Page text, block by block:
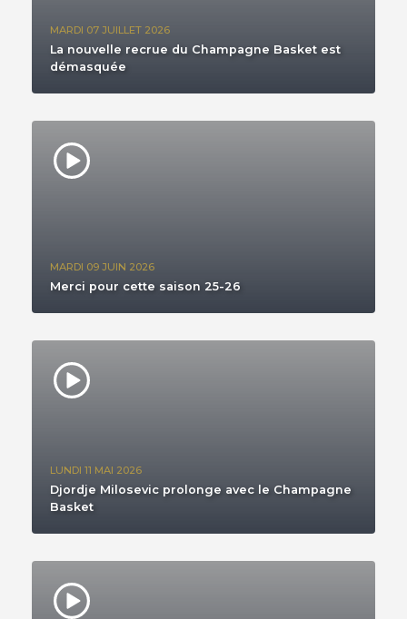
MARDI 07 JUILLET 2026
La nouvelle recrue du Champagne Basket est
démasquée
MARDI 09 JUIN 2026
Merci pour cette saison 25-26
LUNDI 11 MAI 2026
Djordje Milosevic prolonge avec le Champagne
Basket